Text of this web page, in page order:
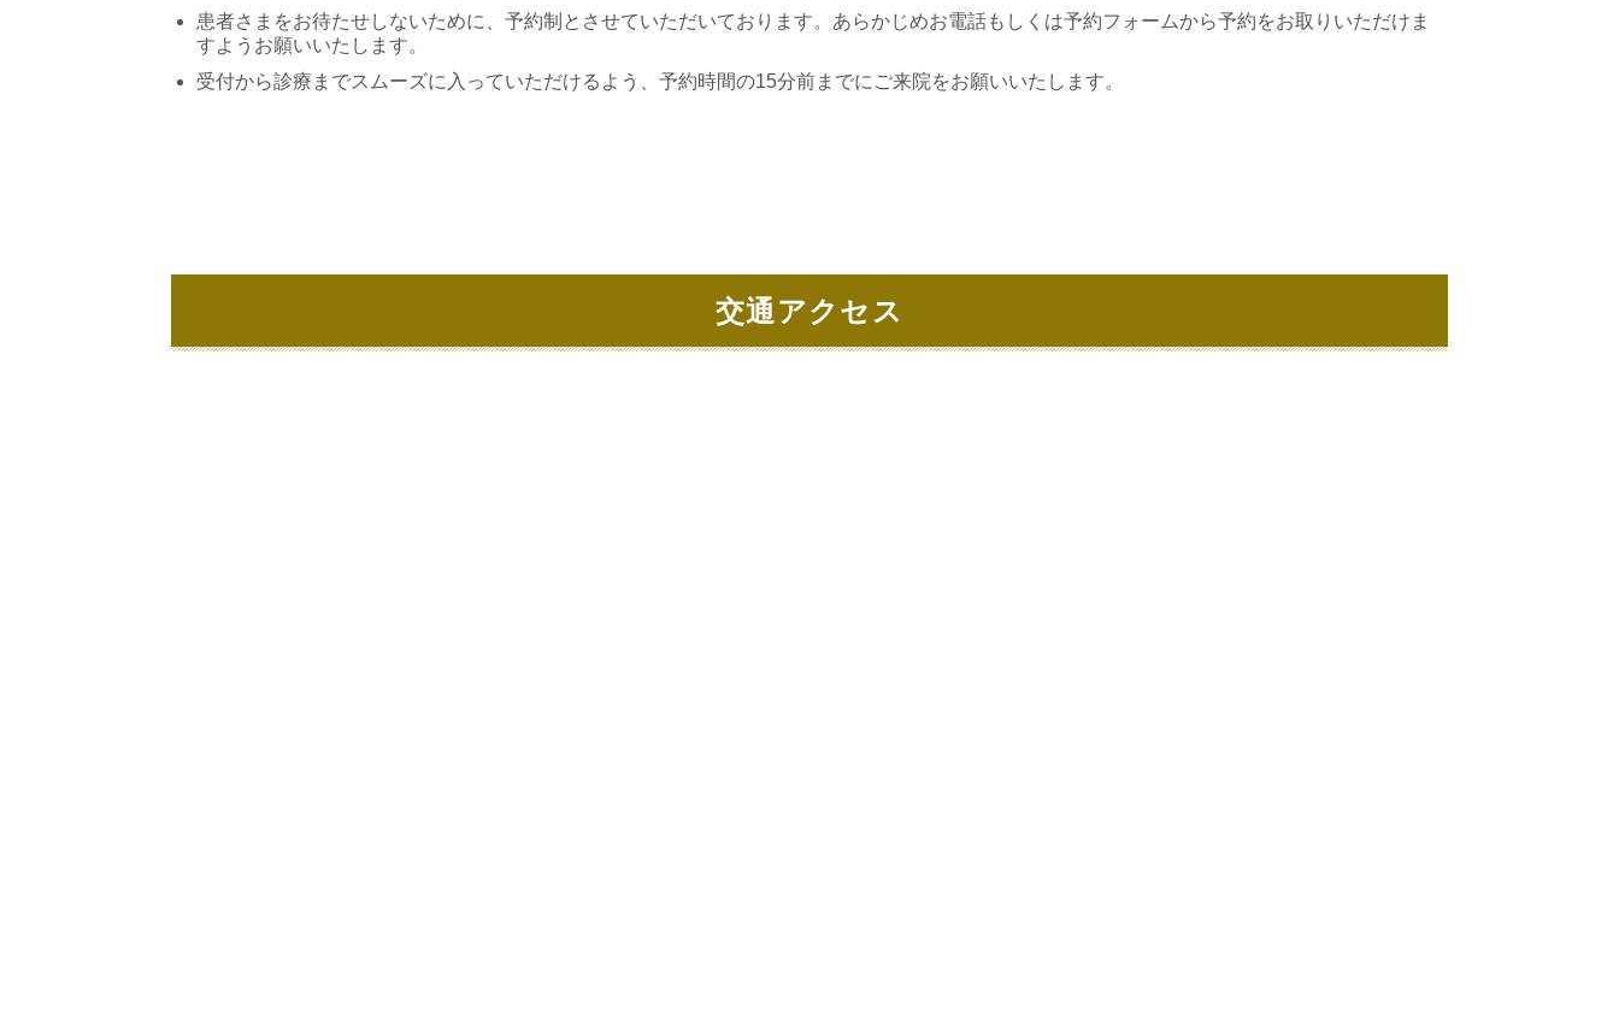
患者さまをお待たせしないために、予約制とさせていただいております。あらかじめお電話もしくは予約フォームから予約をお取りいただけま
すようお願いいたします。
受付から診療までスムーズに入っていただけるよう、予約時間の15分前までにご来院をお願いいたします。
交通アクセス